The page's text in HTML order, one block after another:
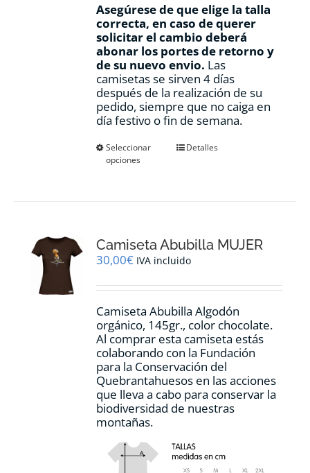
Asegúrese de que elige la talla
correcta, en caso de querer
solicitar el cambio deberá
abonar los portes de retorno y
de su nuevo envio. Las
camisetas se sirven 4 días
después de la realización de su
pedido, siempre que no caiga en
día festivo o fin de semana.
Seleccionar
opciones
Este
se
pueden
en
página
de
producto
Detalles
Camiseta Abubilla MUJER
30,00€ IVA incluido
Camiseta Abubilla Algodón
orgánico, 145gr., color chocolate.
Al comprar esta camiseta estás
colaborando con la Fundación
para la Conservación del
Quebrantahuesos en las acciones
que lleva a cabo para conservar la
biodiversidad de nuestras
montañas.